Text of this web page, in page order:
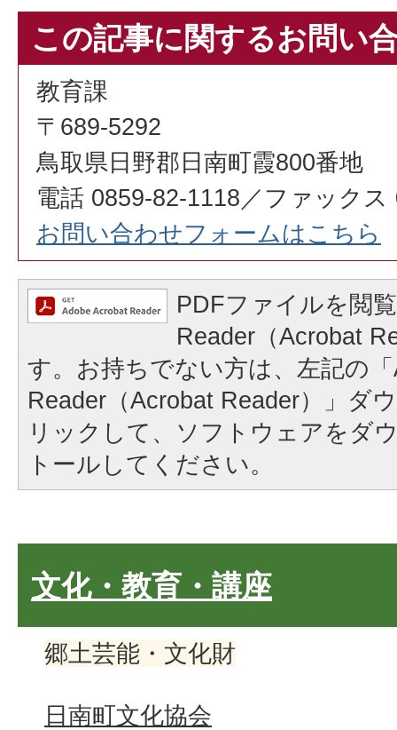
この記事に関するお問い
教育課
〒689-5292
鳥取県日野郡日南町霞800番地
電話 0859-82-1118／ファックス
お問い合わせフォームはこちら
PDFファイルを閲
Reader（Acrobat
す。お持ちでない方は、左記の
Reader（Acrobat Reader）」ダ
リックして、ソフトウェアをダ
トールしてください。
文化・教育・講座
郷土芸能・文化財
日南町文化協会